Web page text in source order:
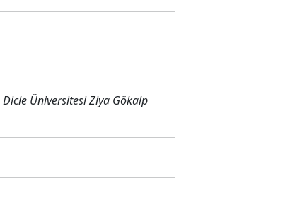
Dicle Üniversitesi Ziya Gökalp